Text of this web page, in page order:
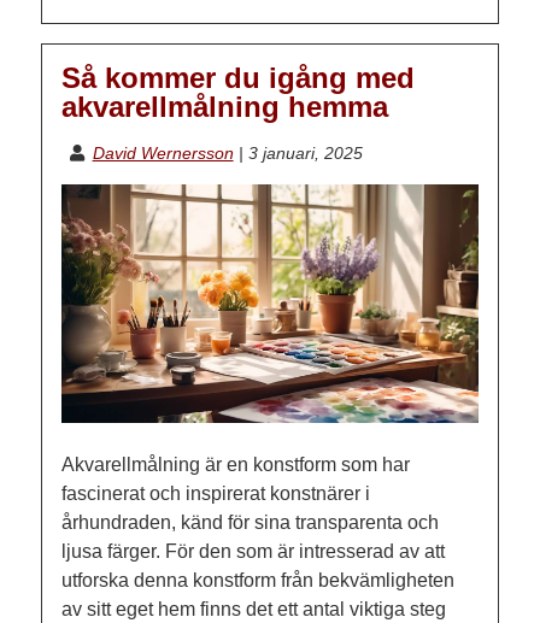
Så kommer du igång med
akvarellmålning hemma
David Wernersson | 3 januari, 2025
Akvarellmålning är en konstform som har
fascinerat och inspirerat konstnärer i
århundraden, känd för sina transparenta och
ljusa färger. För den som är intresserad av att
utforska denna konstform från bekvämligheten
av sitt eget hem finns det ett antal viktiga steg